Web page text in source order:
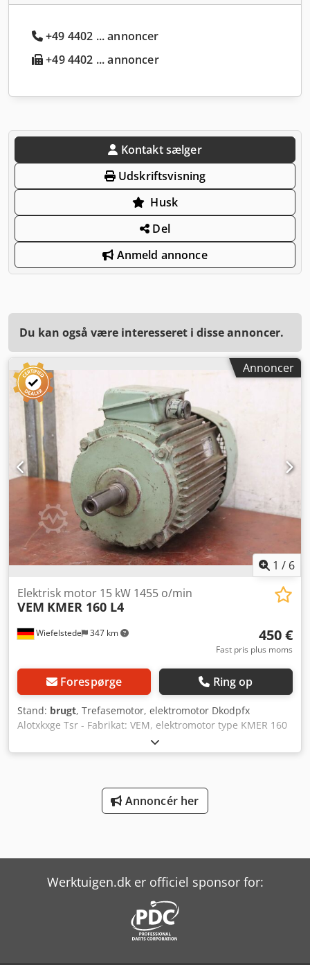
+49 4402 ... annoncer
+49 4402 ... annoncer
Kontakt sælger
Udskriftsvisning
Husk
Del
Anmeld annonce
Du kan også være interesseret i disse annoncer.
Annoncer
1 / 6
Wiefelstede 347 km
Elektrisk motor 15 kW 1455 o/min
VEM KMER 160 L4
450 €
Fast pris plus moms
Forespørge Ring op
Stand: brugt, Trefasemotor, elektromotor Dkodpfx
Alotxkxge Tsr - Fabrikat: VEM, elektromotor type KMER 160
L4 - Effekt: 15 kW - Omdrejningstal: 1455 o/min -
Spænding: 380/660 Volt - Aksel: Ø 42 x 110 mm -
Annoncér her
Werktuigen.dk er officiel sponsor for: